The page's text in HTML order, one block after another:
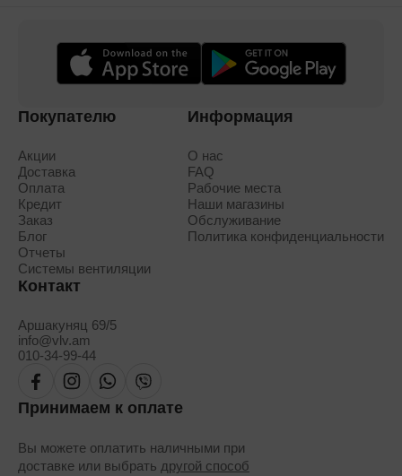
Покупателю
Акции
Доставка
Оплата
Кредит
Заказ
Блог
Отчеты
Системы вентиляции
Информация
О нас
FAQ
Рабочие места
Наши магазины
Обслуживание
Политика конфиденциальности
Контакт
Аршакуняц 69/5
info@vlv.am
010-34-99-44
Принимаем к оплате
Вы можете оплатить наличными при
доставке или выбрать другой способ